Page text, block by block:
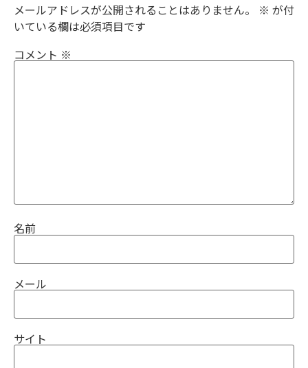
メールアドレスが公開されることはありません。 ※ が付
いている欄は必須項目です
コメント ※
名前
メール
サイト